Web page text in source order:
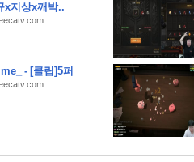
x지상x깨박..
- [클립]5퍼